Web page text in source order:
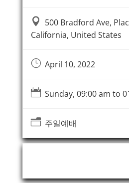
 500 Bradford Ave,
California, United States
}April 10, 2022
 Sunday, 09:00 am to
n주일예배